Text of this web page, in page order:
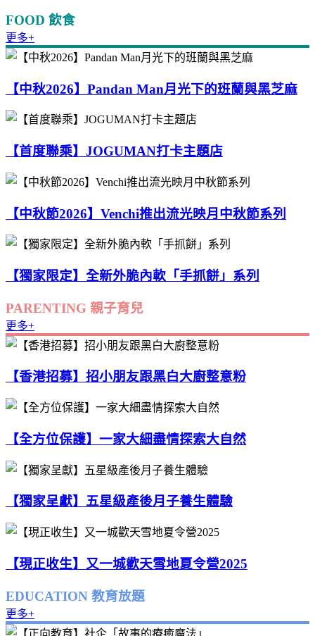
FOOD 飲食
更多+
【中秋2026】Pandan Man月光下的班蘭與黑芝麻
【首度聯乘】JOGUMAN打卡主題店
【中秋節2026】Venchi推出流光映月中秋節系列
【獨家限定】全新外脆內軟「手抓餅」系列
PARENTING 親子育兒
更多+
【香港招募】招小朋友跟黑白大廚整意粉
【全方位保護】一家大細盡情探索大自然
【獨家呈獻】五星級產後月子養生體驗
【現正收生】又一城歡天雪地夏令營2025
EDUCATION 教育放題
更多+